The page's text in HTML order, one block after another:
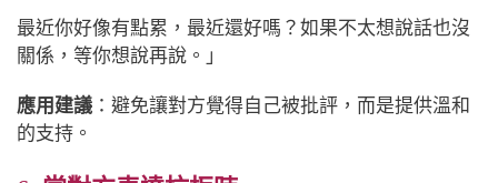
最近你好像有點累，最近還好嗎？如果不太想說話也沒
關係，等你想說再說。」
應用建議 ：避免讓對方覺得自己被批評，而是提供溫和
的支持。